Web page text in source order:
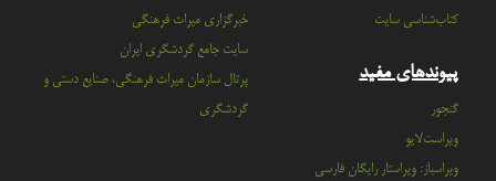
کتاب‌شناسی سایت
پیوندهای مفید
گنجور
ویراست‌لایو
ویراسباز: ویراستار رایگان فارسی
خبرگزاری میراث فرهنگی
سايت جامع گردشگري ايران
پرتال سازمان ميراث فرهنگي، صنايع دستي و
گردشگري